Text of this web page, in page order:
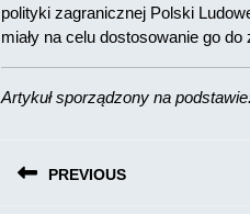
polityki zagranicznej Polski
miały na celu dostosowanie go
Artykuł sporządzony na
wpisu
PREVIOUS